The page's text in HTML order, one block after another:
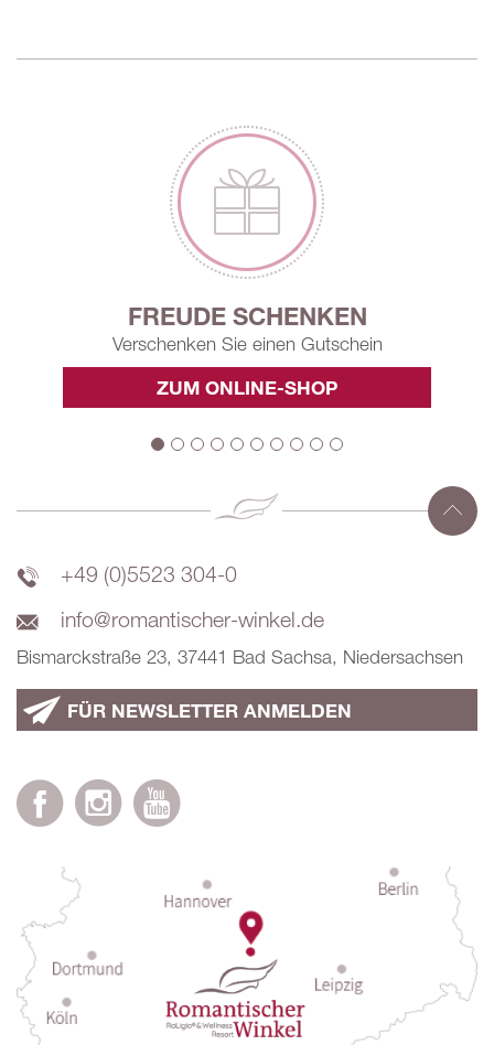
FREUDE SCHENKEN
Verschenken Sie einen Gutschein
ZUM ONLINE-SHOP
+49 (0)5523 304-0
info@romantischer-winkel.de
Bismarckstraße 23, 37441 Bad Sachsa, Niedersachsen
FÜR NEWSLETTER ANMELDEN